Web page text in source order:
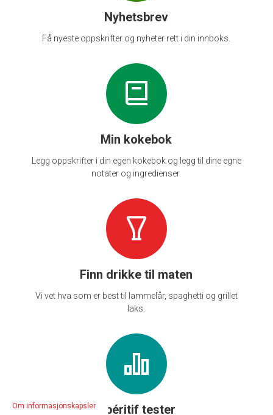
Nyhetsbrev
Få nyeste oppskrifter og nyheter rett i din innboks.
Min kokebok
Legg oppskrifter i din egen kokebok og legg til dine egne
notater og ingredienser.
Finn drikke til maten
Vi vet hva som er best til lammelår, spaghetti og grillet
laks.
Apéritif tester
Om informasjonskapsler